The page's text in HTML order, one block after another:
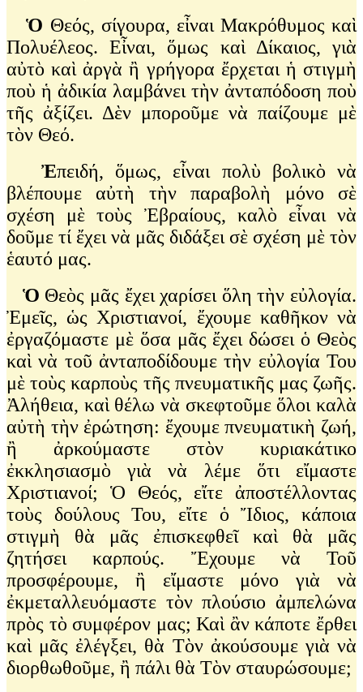
Ὁ Θεός, σίγουρα, εἶναι Μακρόθυμος καὶ
Πολυέλεος. Εἶναι, ὅμως καὶ Δίκαιος, γιὰ
αὐτὸ καὶ ἀργὰ ἢ γρήγορα ἔρχεται ἡ στιγμὴ
ποὺ ἡ ἀδικία λαμβάνει τὴν ἀνταπόδοση ποὺ
τῆς ἀξίζει. Δὲν μποροῦμε νὰ παίζουμε μὲ
τὸν Θεό.
Ἐπειδή, ὅμως, εἶναι πολὺ βολικὸ νὰ
βλέπουμε αὐτὴ τὴν παραβολὴ μόνο σὲ
σχέση μὲ τοὺς Ἐβραίους, καλὸ εἶναι νὰ
δοῦμε τί ἔχει νὰ μᾶς διδάξει σὲ σχέση μὲ τὸν
ἑαυτό μας.
Ὁ Θεὸς μᾶς ἔχει χαρίσει ὅλη τὴν εὐλογία.
Ἐμεῖς, ὡς Χριστιανοί, ἔχουμε καθῆκον νὰ
ἐργαζόμαστε μὲ ὅσα μᾶς ἔχει δώσει ὁ Θεὸς
καὶ νὰ τοῦ ἀνταποδίδουμε τὴν εὐλογία Του
μὲ τοὺς καρποὺς τῆς πνευματικῆς μας ζωῆς.
Ἀλήθεια, καὶ θέλω νὰ σκεφτοῦμε ὅλοι καλὰ
αὐτὴ τὴν ἐρώτηση: ἔχουμε πνευματικὴ ζωή,
ἢ ἀρκούμαστε στὸν κυριακάτικο
ἐκκλησιασμὸ γιὰ νὰ λέμε ὅτι εἴμαστε
Χριστιανοί; Ὁ Θεός, εἴτε ἀποστέλλοντας
τοὺς δούλους Του, εἴτε ὁ Ἴδιος, κάποια
στιγμὴ θὰ μᾶς ἐπισκεφθεῖ καὶ θὰ μᾶς
ζητήσει καρπούς. Ἔχουμε νὰ Τοῦ
προσφέρουμε, ἢ εἴμαστε μόνο γιὰ νὰ
ἐκμεταλλευόμαστε τὸν πλούσιο ἀμπελώνα
πρὸς τὸ συμφέρον μας; Καὶ ἂν κάποτε ἔρθει
καὶ μᾶς ἐλέγξει, θὰ Τὸν ἀκούσουμε γιὰ νὰ
διορθωθοῦμε, ἢ πάλι θὰ Τὸν σταυρώσουμε;